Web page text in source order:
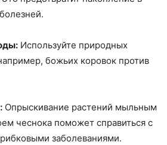
Используйте природных
божьих коровок против
Опрыскивание растений мыльным
чеснока поможет справиться с
заболеваниями.